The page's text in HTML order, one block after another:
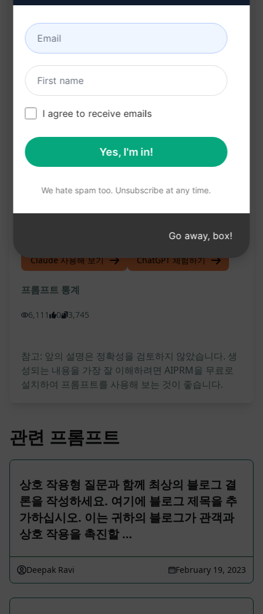
이점:
자동화된 SEO 기능을 통해 시간과 비용을 절약할
수 있습니다.
뉴스 플랫폼에 특화된 최적화로 더 많은 독자들에
게 노출될 수 있습니다.
수행할 수 있습니다.
다양한 SEO 도구와의 통합으로 웹사이트의 검색
엔진 순위를 더욱 높일 수 있습니다.
Claude 사용해 보기 ChatGPT 체험하기
프롬프트 통계
6,111 0 3,745
참고: 앞의 설명은 정확성을 검토하지 않았습니다. 생
성되는 내용을 가장 잘 이해하려면 AIPRM을 무료로
설치하여 프롬프트를 사용해 보는 것이 좋습니다.
관련 프롬프트
상호 작용형 질문과 함께 최상의 블로그 결
론을 작성하세요. 여기에 블로그 제목을 추
가하십시오. 이는 귀하의 블로그가 관객과
상호 작용을 촉진할 …
Deepak Ravi February 19, 2023
I agree to receive emails
Yes, I'm in!
We hate spam too. Unsubscribe at any time.
Go away, box!